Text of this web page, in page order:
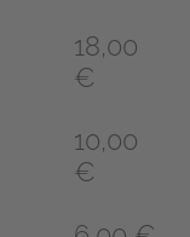
18,00
€
10,00
€